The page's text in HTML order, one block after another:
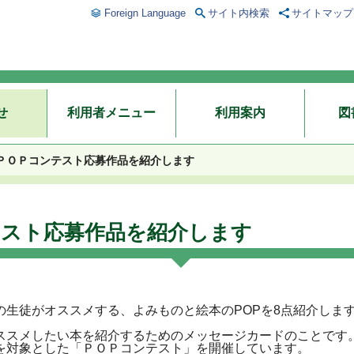
Foreign Language サイト内検索 サイトマップ
利用者メニュー 利用案内
ＯＰコンテスト応募作品を紹介します
ト応募作品を紹介します
徒がオススメする、よみものと絵本のPOPを8点紹介しま
メしたい本を紹介するためのメッセージカードのことです
象とした「ＰＯＰコンテスト」を開催しています。